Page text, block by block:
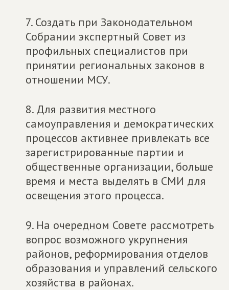
7. Создать при Законодательном
Собрании экспертный Совет из
профильных специалистов при
принятии региональных законов в
отношении МСУ.
8. Для развития местного
самоуправления и демократических
процессов активнее привлекать все
зарегистрированные партии и
общественные организации, больше
время и места выделять в СМИ для
освещения этого процесса.
9. На очередном Совете рассмотреть
вопрос возможного укрупнения
районов, реформирования отделов
образования и управлений сельского
хозяйства в районах.